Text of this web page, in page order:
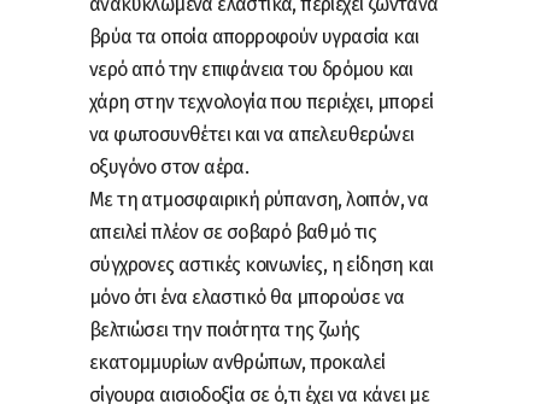
βρύα τα οποία απορροφούν υγρασία και
νερό από την επιφάνεια του δρόμου και
χάρη στην τεχνολογία που περιέχει, μπορεί
να φωτοσυνθέτει και να απελευθερώνει
οξυγόνο στον αέρα.
Με τη ατμοσφαιρική ρύπανση, λοιπόν, να
απειλεί πλέον σε σοβαρό βαθμό τις
σύγχρονες αστικές κοινωνίες, η είδηση και
μόνο ότι ένα ελαστικό θα μπορούσε να
βελτιώσει την ποιότητα της ζωής
εκατομμυρίων ανθρώπων, προκαλεί
σίγουρα αισιοδοξία σε ό,τι έχει να κάνει με